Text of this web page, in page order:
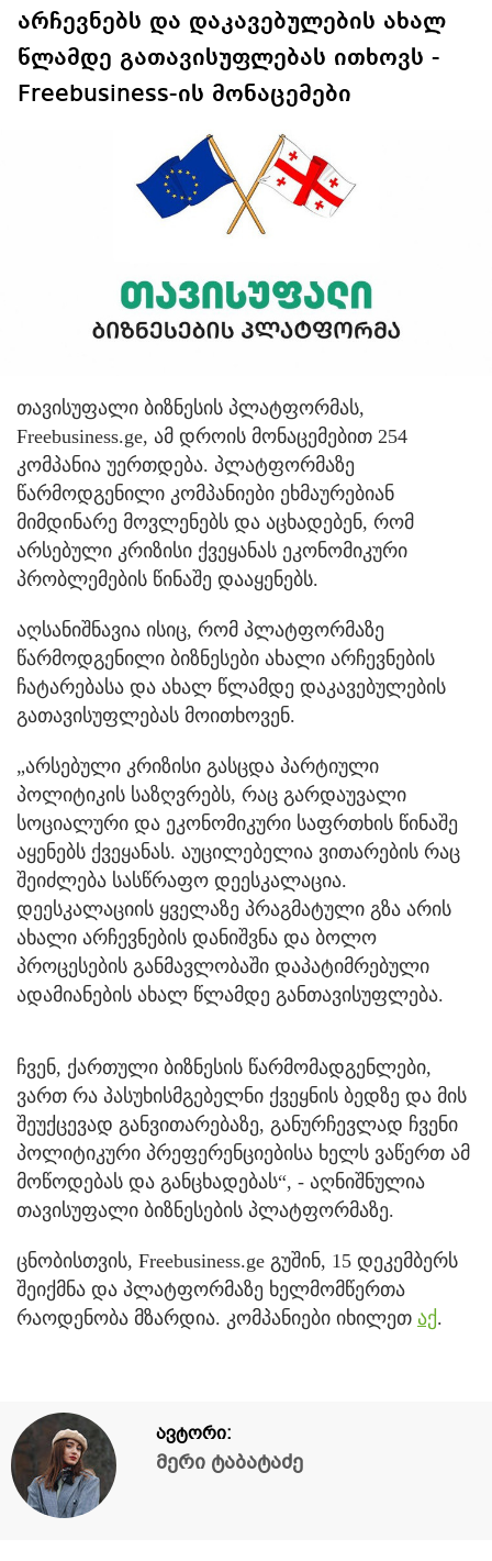
არჩევნებს და დაკავებულების ახალ
წლამდე გათავისუფლებას ითხოვს -
Freebusiness-ის მონაცემები
თავისუფალი ბიზნესის პლატფორმას,
Freebusiness.ge, ამ დროის მონაცემებით 254
კომპანია უერთდება. პლატფორმაზე
წარმოდგენილი კომპანიები ეხმაურებიან
მიმდინარე მოვლენებს და აცხადებენ, რომ
არსებული კრიზისი ქვეყანას ეკონომიკური
პრობლემების წინაშე დააყენებს.
აღსანიშნავია ისიც, რომ პლატფორმაზე
წარმოდგენილი ბიზნესები ახალი არჩევნების
ჩატარებასა და ახალ წლამდე დაკავებულების
გათავისუფლებას მოითხოვენ.
„არსებული კრიზისი გასცდა პარტიული
პოლიტიკის საზღვრებს, რაც გარდაუვალი
სოციალური და ეკონომიკური საფრთხის წინაშე
აყენებს ქვეყანას. აუცილებელია ვითარების რაც
შეიძლება სასწრაფო დეესკალაცია.
დეესკალაციის ყველაზე პრაგმატული გზა არის
ახალი არჩევნების დანიშვნა და ბოლო
პროცესების განმავლობაში დაპატიმრებული
ადამიანების ახალ წლამდე განთავისუფლება.
ჩვენ, ქართული ბიზნესის წარმომადგენლები,
ვართ რა პასუხისმგებელნი ქვეყნის ბედზე და მის
შეუქცევად განვითარებაზე, განურჩევლად ჩვენი
პოლიტიკური პრეფერენციებისა ხელს ვაწერთ ამ
მოწოდებას და განცხადებას“, - აღნიშნულია
თავისუფალი ბიზნესების პლატფორმაზე.
ცნობისთვის, Freebusiness.ge გუშინ, 15 დეკემბერს
შეიქმნა და პლატფორმაზე ხელმომწერთა
რაოდენობა მზარდია. კომპანიები იხილეთ აქ.
ავტორი:
მერი ტაბატაძე